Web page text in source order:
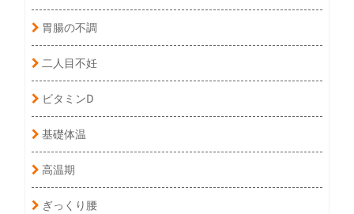
胃腸の不調
二人目不妊
ビタミンD
基礎体温
高温期
ぎっくり腰